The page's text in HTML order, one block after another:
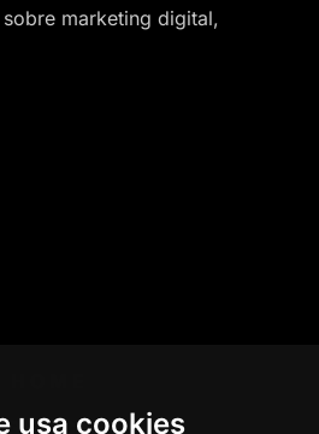
usa cookies
marketing digital,